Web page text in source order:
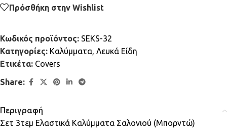
Πρόσθήκη στην Wishlist
Κωδικός προϊόντος: SEKS-32
Κατηγορίες: Καλύμματα, Λευκά Είδη
Ετικέτα: Covers
Share:
Περιγραφή
Σετ 3τεμ Ελαστικά Καλύμματα Σαλονιού (Μπορντώ)